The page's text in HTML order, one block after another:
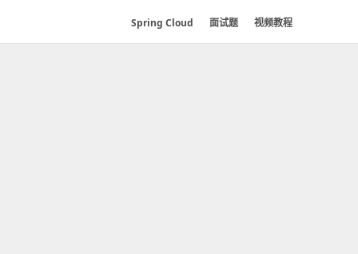
Spring Cloud 面试题 视频教程